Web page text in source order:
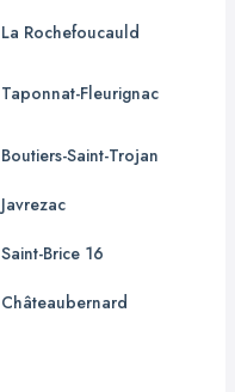
La Rochefoucauld
Taponnat-Fleurignac
Boutiers-Saint-Trojan
Javrezac
Saint-Brice 16
Châteaubernard